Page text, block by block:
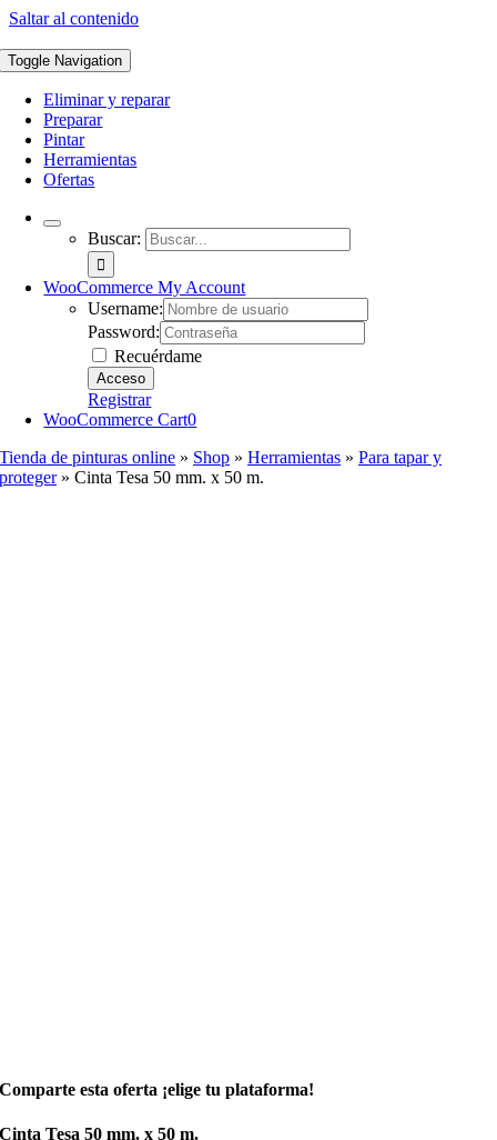
Saltar al contenido
Toggle Navigation
Eliminar y reparar
Preparar
Pintar
Herramientas
Ofertas
Buscar:
WooCommerce My Account
Username:
Password:
Recuérdame
Registrar
WooCommerce Cart0
Tienda de pinturas online » Shop »Herramientas »Para tapar y
proteger»Cinta Tesa 50 mm. x 50 m.
Comparte esta oferta ¡elige tu plataforma!
Cinta Tesa 50 mm. x 50 m.